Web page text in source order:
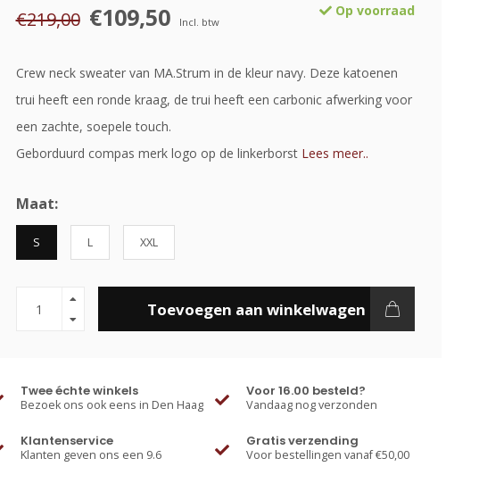
€219,00 €109,50 Incl. btw
Op voorraad
Crew neck sweater van MA.Strum in de kleur navy. Deze katoenen
trui heeft een ronde kraag, de trui heeft een carbonic afwerking voor
een zachte, soepele touch.
Geborduurd compas merk logo op de linkerborst Lees meer..
Maat:
S L XXL
Toevoegen aan winkelwagen
Twee échte winkels
Bezoek ons ook eens in Den Haag
Voor 16.00 besteld?
Vandaag nog verzonden
Klantenservice
Klanten geven ons een 9.6
Gratis verzending
Voor bestellingen vanaf €50,00